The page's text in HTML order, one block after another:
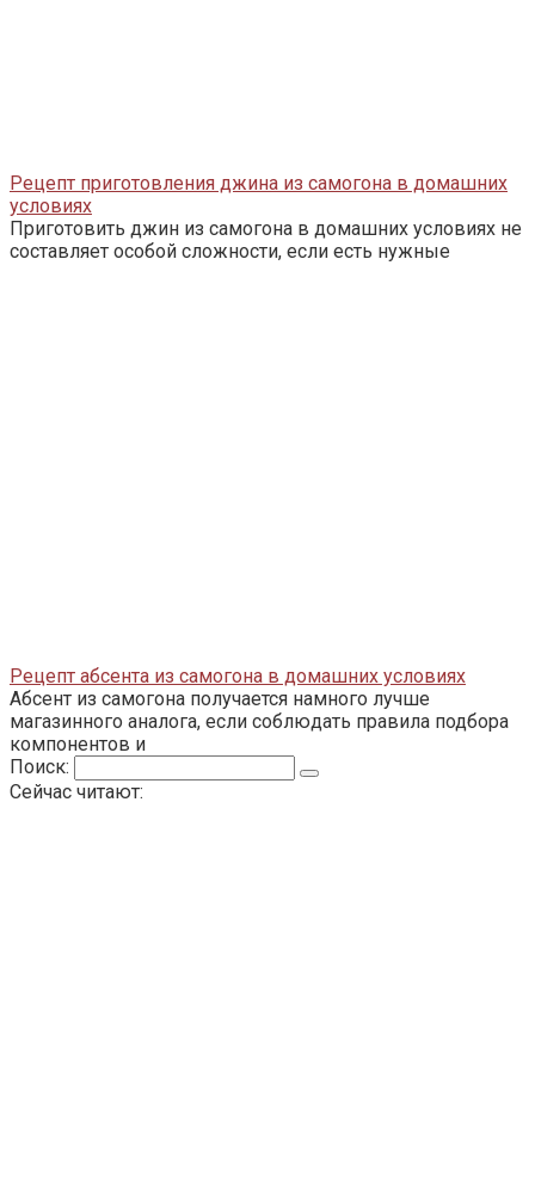
Рецепт приготовления джина из самогона в домашних
условиях
Приготовить джин из самогона в домашних условиях не
составляет особой сложности, если есть нужные
Рецепт абсента из самогона в домашних условиях
Абсент из самогона получается намного лучше
магазинного аналога, если соблюдать правила подбора
компонентов и
Поиск:
Сейчас читают: